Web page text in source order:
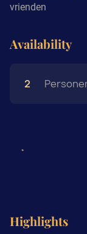
vrienden
Availability
2
Highlights